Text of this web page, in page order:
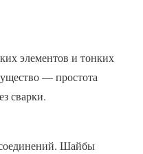
элементов и тонких
— простота
сварки.
Шайбы